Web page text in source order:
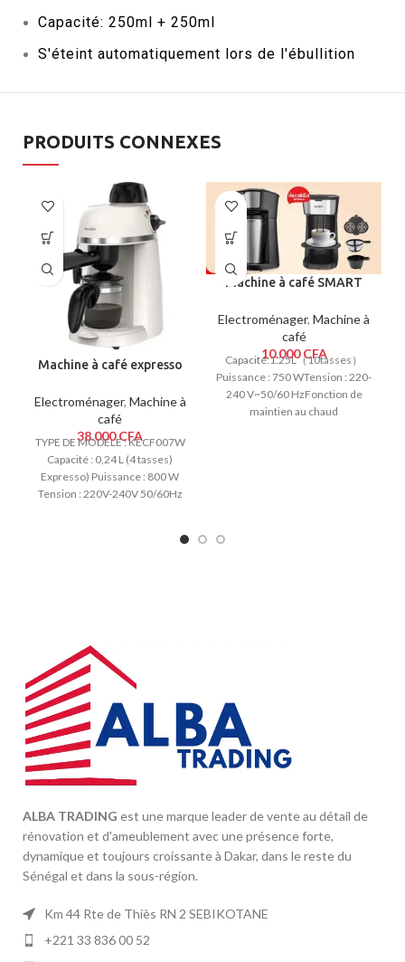
Capacité: 250ml + 250ml
S'éteint automatiquement lors de l'ébullition
PRODUITS CONNEXES
Machine à café expresso
Electroménager, Machine à
café
38.000CFA
TYPE DE MODELE : KECF007W
Capacité : 0,24 L (4 tasses)
Expresso) Puissance : 800 W
Tension : 220V-240V 50/60Hz
Machine à café SMART
Electroménager,Machine à
café
10.000CFA
Capacité:1.25L（10tasses）
Puissance : 750 WTension : 220-
240 V~50/60 HzFonction de
maintien au chaud
ALBA TRADING est une marque leader de vente au détail de
rénovation et d'ameublement avec une présence forte,
dynamique et toujours croissante à Dakar, dans le reste du
Sénégal et dans la sous-région.
Km 44 Rte de Thiès RN 2 SEBIKOTANE
+221 33 836 00 52